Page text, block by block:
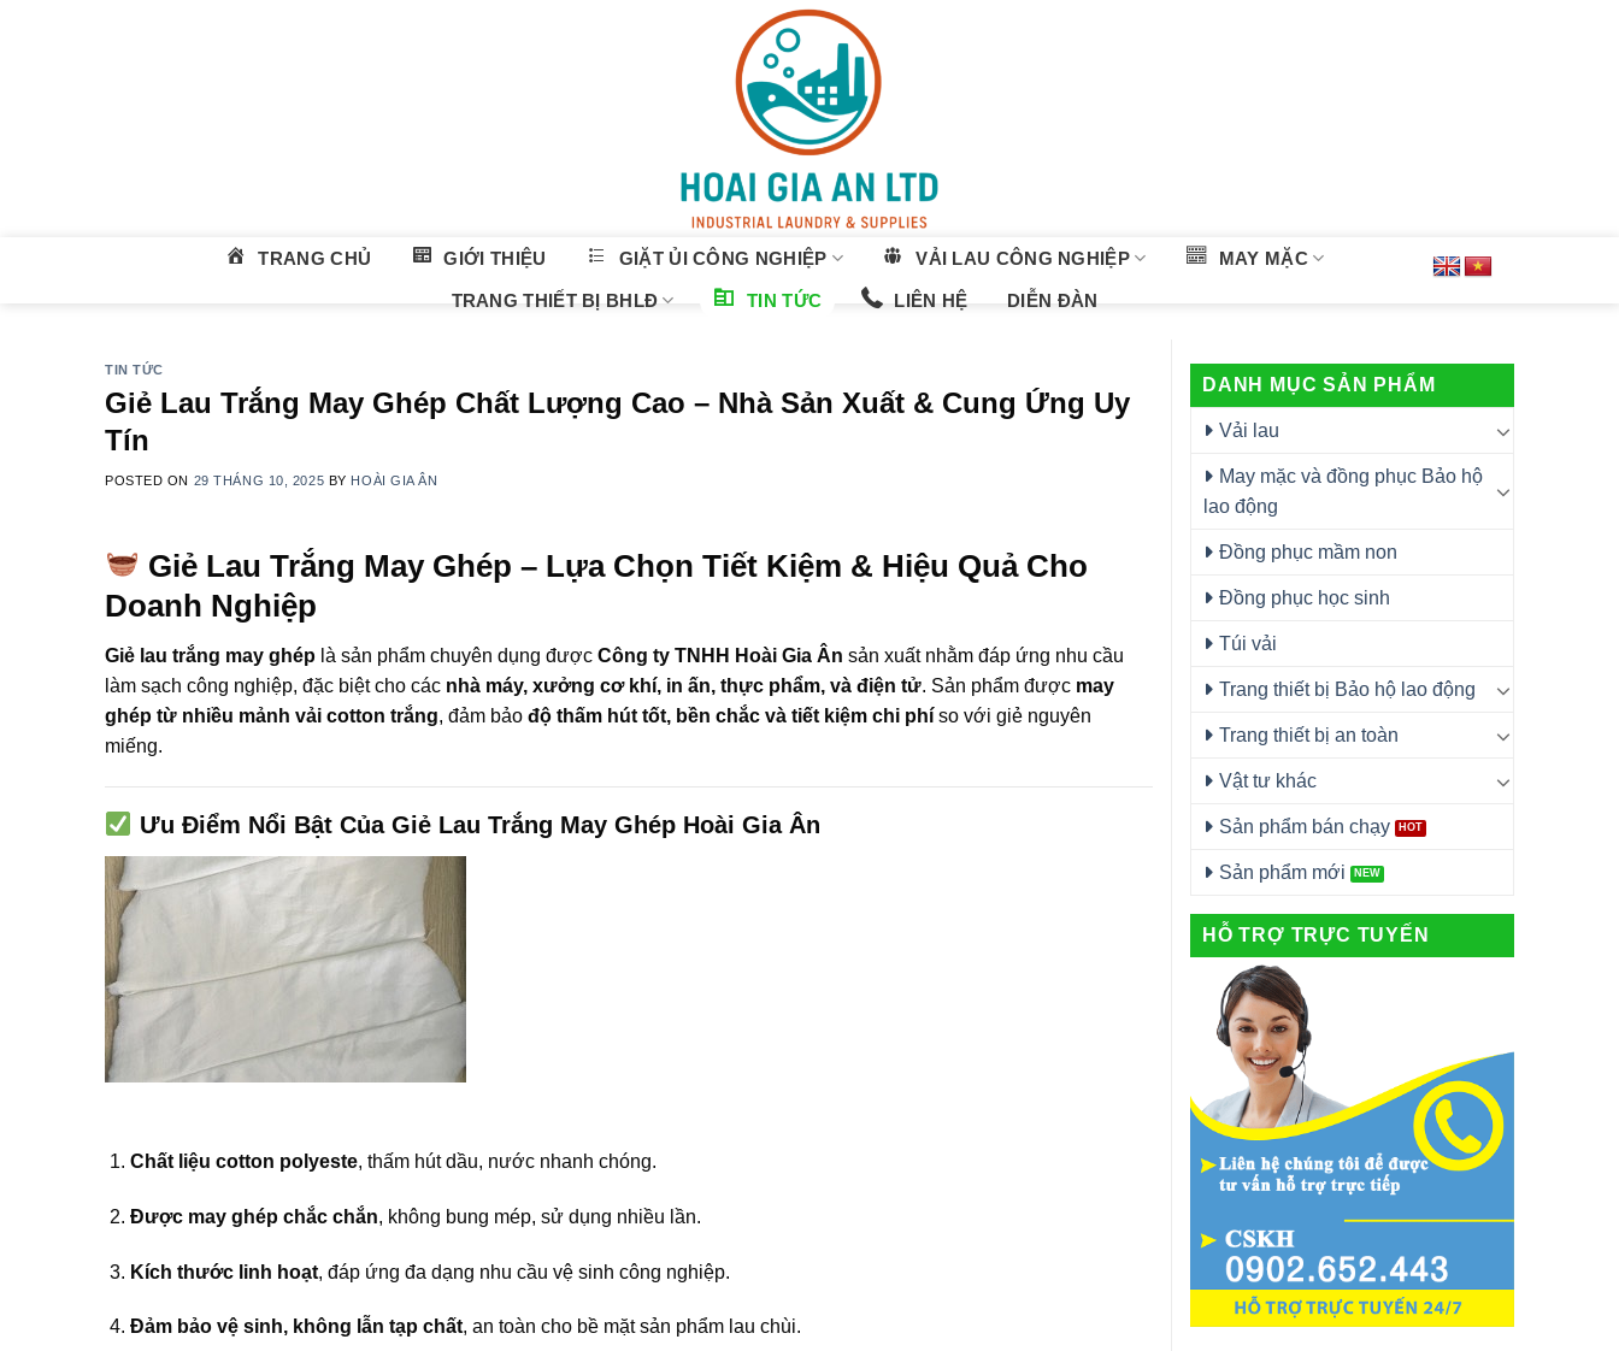
TRANG CHỦ GIỚI THIỆU GIẶT ỦI CÔNG NGHIỆP VẢI LAU CÔNG NGHIỆP MAY MẶC
TRANG THIẾT BỊ BHLĐ TIN TỨC LIÊN HỆ DIỄN ĐÀN
TIN TỨC
Giẻ Lau Trắng May Ghép Chất Lượng Cao – Nhà Sản Xuất & Cung Ứng Uy
Tín
POSTED ON 29 THÁNG 10, 2025 BY HOÀI GIA ÂN
Giẻ Lau Trắng May Ghép – Lựa Chọn Tiết Kiệm & Hiệu Quả Cho
Doanh Nghiệp
Giẻ lau trắng may ghép là sản phẩm chuyên dụng được Công ty TNHH Hoài Gia Ân sản xuất nhằm đáp ứng nhu cầu
làm sạch công nghiệp, đặc biệt cho các nhà máy, xưởng cơ khí, in ấn, thực phẩm, và điện tử. Sản phẩm được may
ghép từ nhiều mảnh vải cotton trắng, đảm bảo độ thấm hút tốt, bền chắc và tiết kiệm chi phí so với giẻ nguyên
miếng.
Ưu Điểm Nổi Bật Của Giẻ Lau Trắng May Ghép Hoài Gia Ân
Chất liệu cotton polyeste, thấm hút dầu, nước nhanh chóng.
Được may ghép chắc chắn, không bung mép, sử dụng nhiều lần.
Kích thước linh hoạt, đáp ứng đa dạng nhu cầu vệ sinh công nghiệp.
Đảm bảo vệ sinh, không lẫn tạp chất, an toàn cho bề mặt sản phẩm lau chùi.
DANH MỤC SẢN PHẨM
Vải lau
May mặc và đồng phục Bảo hộ
lao động
Đồng phục mầm non
Đồng phục học sinh
Túi vải
Trang thiết bị Bảo hộ lao động
Trang thiết bị an toàn
Vật tư khác
Sản phẩm bán chạy
Sản phẩm mới
HỖ TRỢ TRỰC TUYẾN